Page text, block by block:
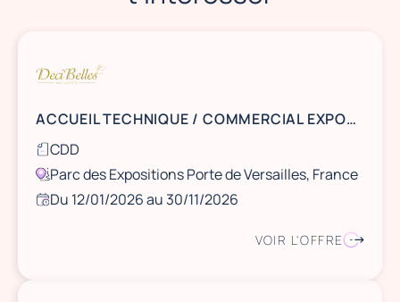
ACCUEIL TECHNIQUE / COMMERCIAL EXPOSANTS 2026
CDD
Parc des Expositions Porte de Versailles, France
Du 12/01/2026 au 30/11/2026
VOIR L'OFFRE